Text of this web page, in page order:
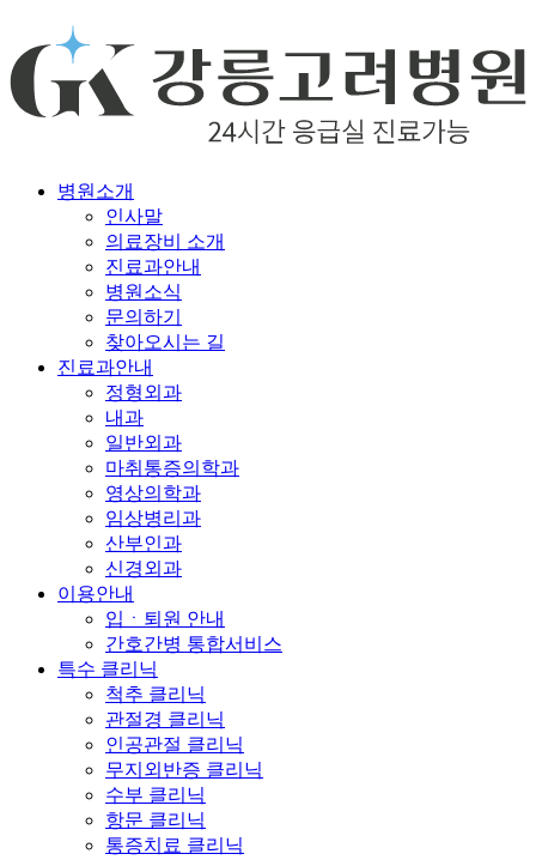
병원소개
인사말
의료장비 소개
진료과안내
병원소식
문의하기
찾아오시는 길
진료과안내
정형외과
내과
일반외과
마취통증의학과
영상의학과
임상병리과
산부인과
신경외과
이용안내
입ㆍ퇴원 안내
간호간병 통합서비스
특수 클리닉
척추 클리닉
관절경 클리닉
인공관절 클리닉
무지외반증 클리닉
수부 클리닉
항문 클리닉
통증치료 클리닉